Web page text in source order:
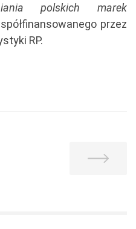
polskich marek
przez
RP.